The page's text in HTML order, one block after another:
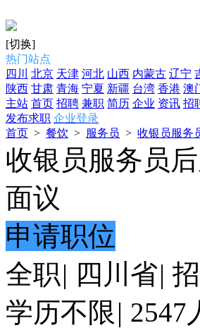
[切换]
热门站点
四川
北京 天津 河北 山西 内蒙古 辽宁
陕西 甘肃 青海 宁夏 新疆 台湾 香港 澳
主站 首页 招聘 兼职 简历 企业 资讯 招
发布求职 企业登录
首页 > 餐饮 > 服务员 > 收银员服务
收银员服务员
面议
申请职位
全职| 四川省|
学历不限 | 2547